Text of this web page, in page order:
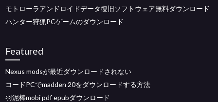
モトローラアンドロイドデータ復旧ソフトウェア無料ダウンロード
ハンター狩猟PCゲームのダウンロード
Featured
Nexus modsが最近ダウンロードされない
コードPCでmadden 20をダウンロードする方法
羽泥棒mobi pdf epubダウンロード